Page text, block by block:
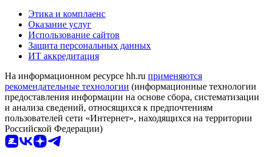
Этика и комплаенс
Оказание услуг
Использование сайтов
Защита персональных данных
ИТ аккредитация
На информационном ресурсе hh.ru применяются
рекомендательные технологии (информационные технологии
предоставления информации на основе сбора, систематизации
и анализа сведений, относящихся к предпочтениям
пользователей сети «Интернет», находящихся на территории
Российской Федерации)